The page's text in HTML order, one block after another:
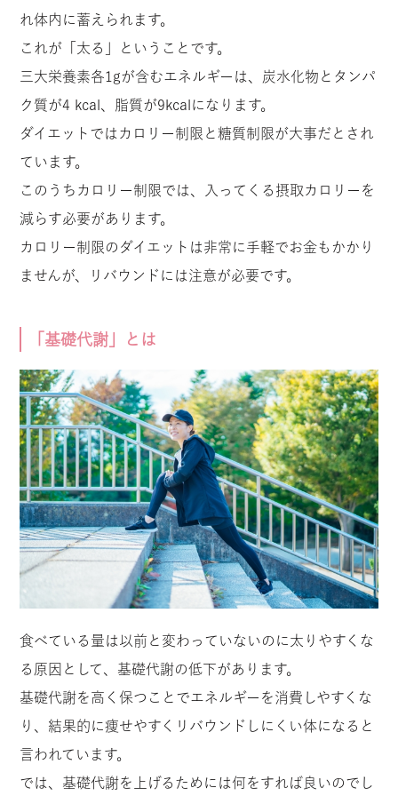
れ体内に蓄えられます。
これが「太る」ということです。
三大栄養素各1gが含むエネルギーは、炭水化物とタンパ
ク質が4 kcal、脂質が9kcalになります。
ダイエットではカロリー制限と糖質制限が大事だとされ
ています。
このうちカロリー制限では、入ってくる摂取カロリーを
減らす必要があります。
カロリー制限のダイエットは非常に手軽でお金もかかり
ませんが、リバウンドには注意が必要です。
「基礎代謝」とは
食べている量は以前と変わっていないのに太りやすくな
る原因として、基礎代謝の低下があります。
基礎代謝を高く保つことでエネルギーを消費しやすくな
り、結果的に痩せやすくリバウンドしにくい体になると
言われています。
では、基礎代謝を上げるためには何をすれば良いのでし